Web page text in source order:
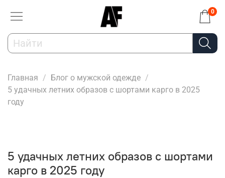
0
Главная
Блог о мужской одежде
5 удачных летних образов с шортами карго в 2025
году
5 удачных летних образов с шортами
карго в 2025 году